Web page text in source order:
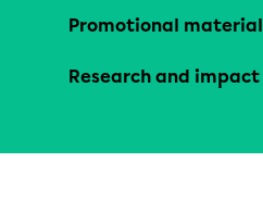
Promotional material
Research and impact